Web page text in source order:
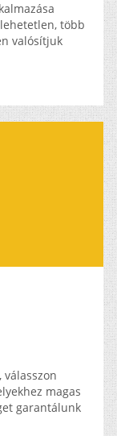
több
valósítjuk
válasszon
magas
garantálunk